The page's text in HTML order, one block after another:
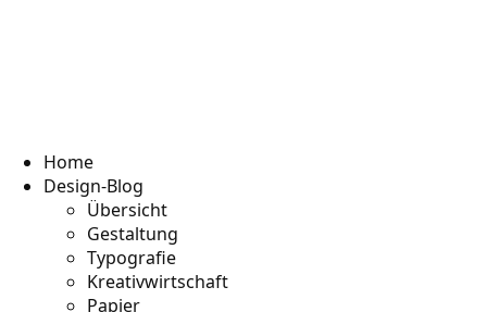
Home
Design-Blog
Übersicht
Gestaltung
Typografie
Kreativwirtschaft
Papier